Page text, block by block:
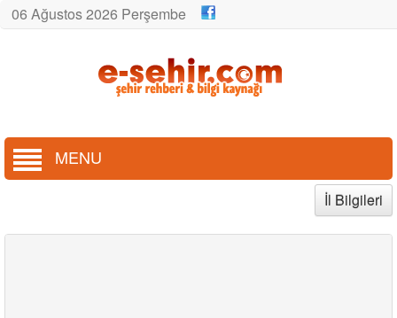
06 Ağustos 2026 Perşembe
MENU
İl Bilgileri